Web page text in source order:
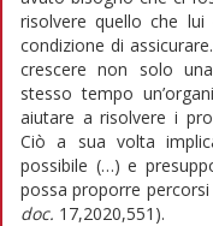
risolvere quello che
condizione di
crescere non solo
stesso tempo
aiutare a risolvere i
Ciò a sua volta
possibile (…) e
possa proporre
doc. 17,2020,551).